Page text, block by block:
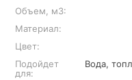
Объем, м3:
Материал:
Цвет:
Подойдет
для:
Вода,